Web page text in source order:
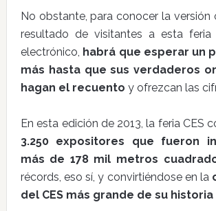
No obstante, para conocer la versión
resultado de visitantes a esta feria
electrónico, habrá que esperar un
más hasta que sus verdaderos
hagan el recuento y ofrezcan las
En esta edición de 2013, la feria CES
3.250 expositores que fueron
más de 178 mil metros
récords, eso sí, y convirtiéndose en la
del CES más grande de su historia